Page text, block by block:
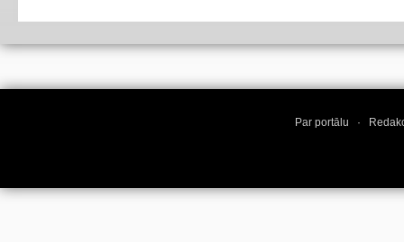
Par portālu ·